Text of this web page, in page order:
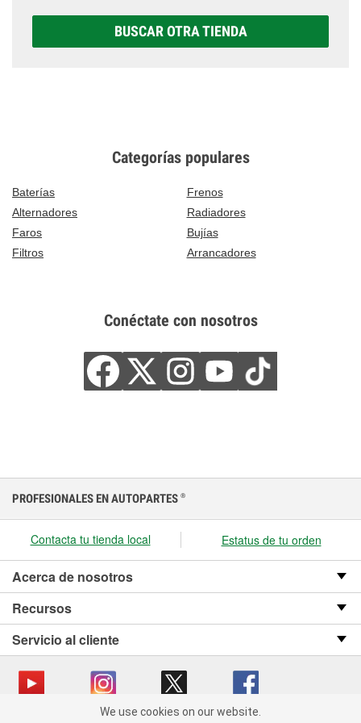
BUSCAR OTRA TIENDA
Categorías populares
Baterías
Frenos
Alternadores
Radiadores
Faros
Bujías
Filtros
Arrancadores
Conéctate con nosotros
We use cookies on our website. By clicking "Accept", you consent
PROFESIONALES EN AUTOPARTES ®
Contacta tu tienda local Estatus de tu orden
Acerca de nosotros
Recursos
Servicio al cliente
We use cookies on our website.